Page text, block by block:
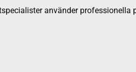
använder professionella